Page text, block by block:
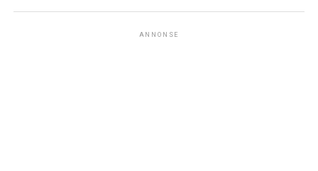
ANNONSE